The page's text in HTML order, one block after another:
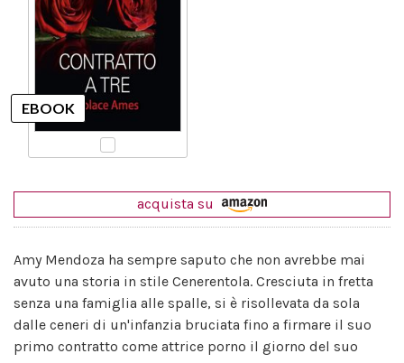
acquista su
Amy Mendoza ha sempre saputo che non avrebbe mai
avuto una storia in stile Cenerentola. Cresciuta in fretta
senza una famiglia alle spalle, si è risollevata da sola
dalle ceneri di un'infanzia bruciata fino a firmare il suo
primo contratto come attrice porno il giorno del suo